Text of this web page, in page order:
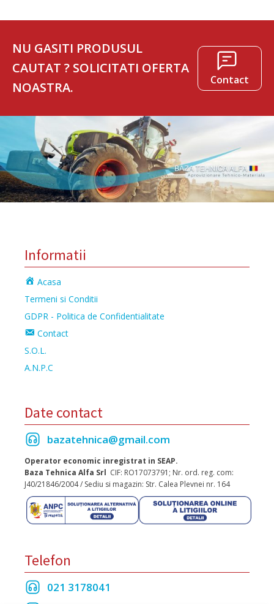
NU GASITI PRODUSUL
CAUTAT ? SOLICITATI OFERTA
NOASTRA.
Contact
Informatii
Acasa
Termeni si Conditii
GDPR - Politica de Confidentialitate
Contact
S.O.L.
A.N.P.C
Date contact
bazatehnica@gmail.com
Operator economic inregistrat in SEAP.
Baza Tehnica Alfa Srl CIF: RO17073791; Nr. ord. reg. com:
J40/21846/2004 / Sediu si magazin: Str. Calea Plevnei nr. 164
Telefon
021 3178041